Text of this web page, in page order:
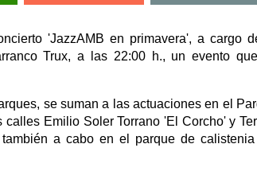
'JazzAMB en primavera', a cargo
Trux, a las 22:00 h., un evento
se suman a las actuaciones en el
Emilio Soler Torrano 'El Corcho' y
a cabo en el parque de calistenia